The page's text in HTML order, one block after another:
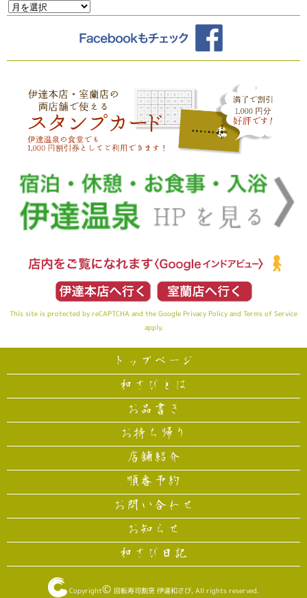
This site is protected by reCAPTCHA and the Google Privacy Policy and Terms of Service
apply.
トップページ
和さびとは
お品書き
お持ち帰り
店舗紹介
順番予約
お問い合わせ
お知らせ
和さび日記
Copyright© 回転寿司割烹 伊達和さび, All rights reserved.